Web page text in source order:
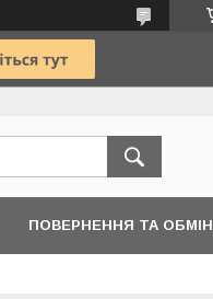
ПОВЕРНЕННЯ ТА ОБМІН